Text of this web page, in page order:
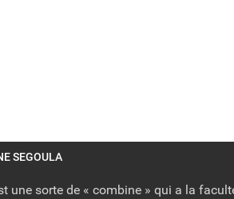
SEGOULA
une sorte de « combine » qui a la